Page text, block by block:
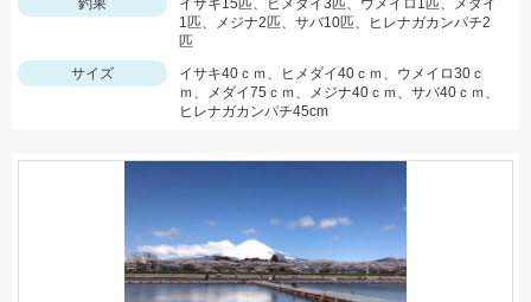
釣果
イサキ15匹、ヒメダイ3匹、ウメイロ1匹、メダイ
1匹、メジナ2匹、サバ10匹、ヒレナガカンパチ2
匹
サイズ
イサキ40ｃｍ、ヒメダイ40ｃｍ、ウメイロ30ｃ
ｍ、メダイ75ｃｍ、メジナ40ｃｍ、サバ40ｃｍ、
ヒレナガカンパチ45cm